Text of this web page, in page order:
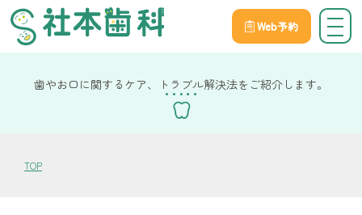
Web予約
院長社本の健康コラム
歯やお口に関するケア、トラブル解決法をご紹介します。
TOP